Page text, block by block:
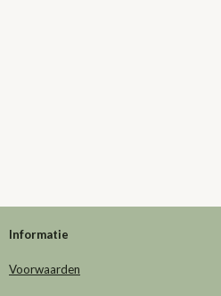
Informatie
Voorwaarden